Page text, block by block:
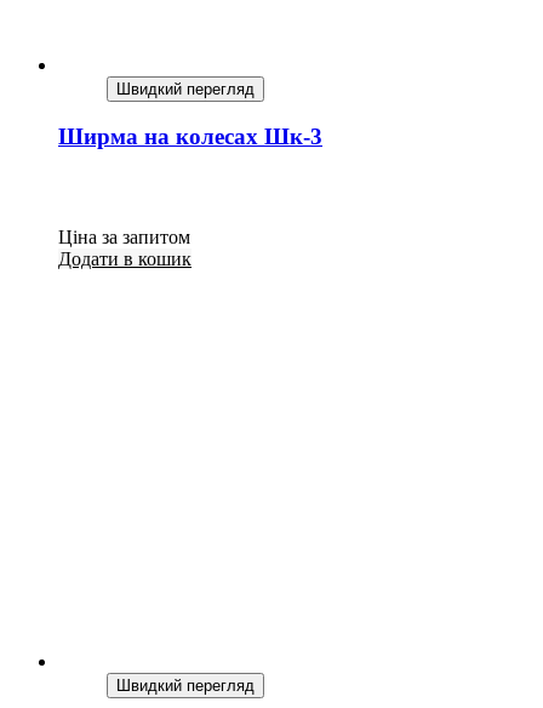
Швидкий перегляд
Ширма на колесах Шк-3
Ціна за запитом
Додати в кошик
Швидкий перегляд